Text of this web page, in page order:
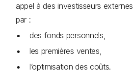
appel à des investisseurs
par :
des fonds personnels,
les premières ventes,
l’optimisation des coûts.